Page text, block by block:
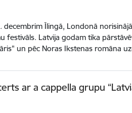
decembrim Īlingā, Londonā
festivāls. Latvija godam tika
un pēc Noras Ikstenas romāna
ar a cappella grupu